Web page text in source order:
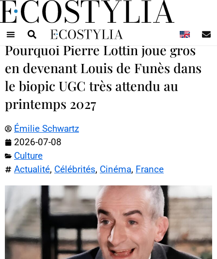
Pourquoi Pierre Lottin joue gros
en devenant Louis de Funès dans
le biopic UGC très attendu au
printemps 2027
Émilie Schwartz
2026-07-08
Culture
Actualité, Célébrités, Cinéma, France